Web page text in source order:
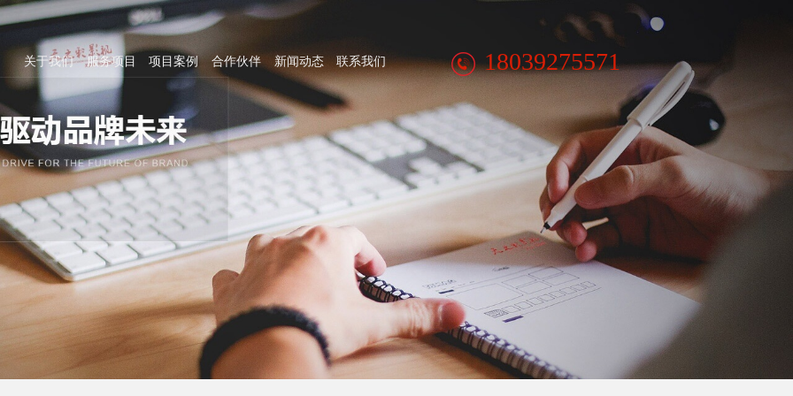
关于我们 服务项目 项目案例 合作伙伴 新闻动态 联系我们 18039275571